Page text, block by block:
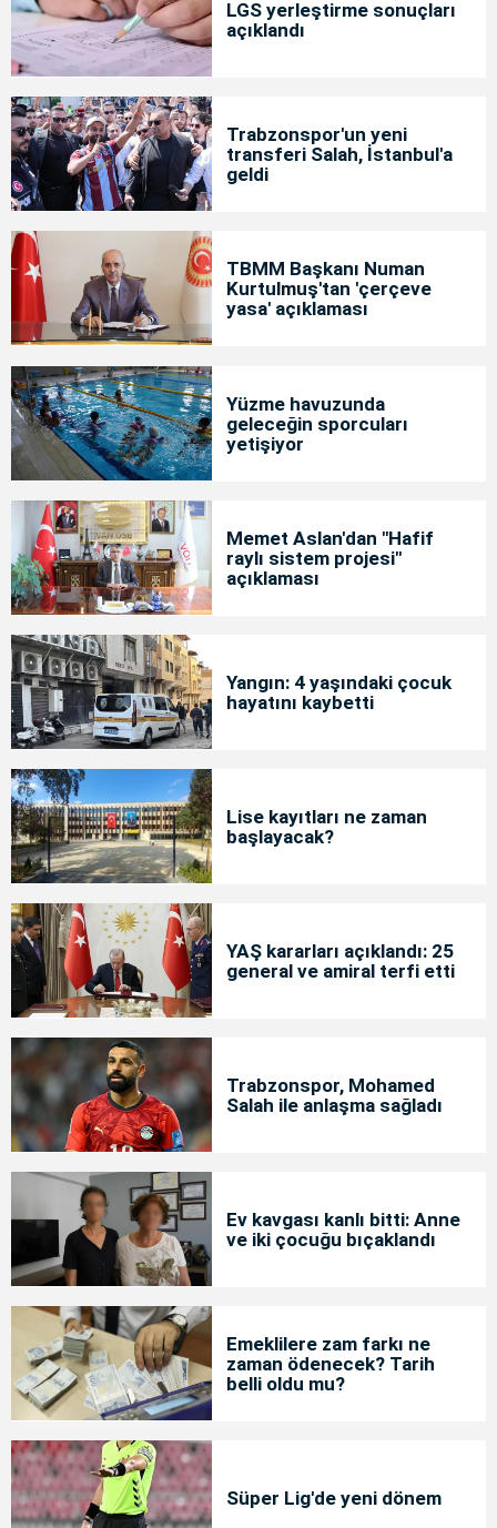
LGS yerleştirme sonuçları
açıklandı
Trabzonspor'un yeni
transferi Salah, İstanbul'a
geldi
TBMM Başkanı Numan
Kurtulmuş'tan 'çerçeve
yasa' açıklaması
Yüzme havuzunda
geleceğin sporcuları
yetişiyor
Memet Aslan'dan "Hafif
raylı sistem projesi"
açıklaması
Yangın: 4 yaşındaki çocuk
hayatını kaybetti
Lise kayıtları ne zaman
başlayacak?
YAŞ kararları açıklandı: 25
general ve amiral terfi etti
Trabzonspor, Mohamed
Salah ile anlaşma sağladı
Ev kavgası kanlı bitti: Anne
ve iki çocuğu bıçaklandı
Emeklilere zam farkı ne
zaman ödenecek? Tarih
belli oldu mu?
Süper Lig'de yeni dönem